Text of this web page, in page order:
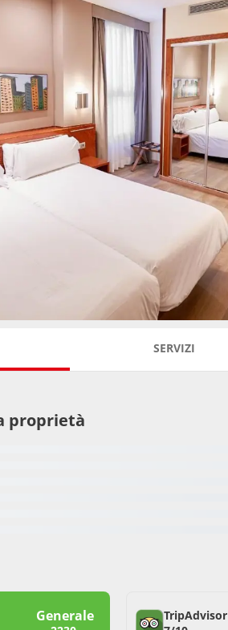
SERVIZI
proprietà
Generale
TripAdvisor